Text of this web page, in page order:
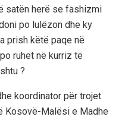
satën herë se fashizmi
po lulëzon dhe ky
prish këtë paqe në
ruhet në kurriz të
?
koordinator për trojet
Kosovë-Malësi e Madhe